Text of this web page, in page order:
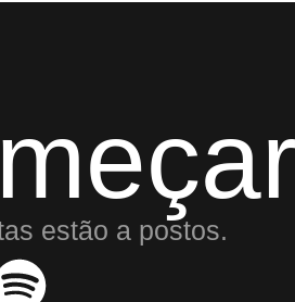
estão a postos.